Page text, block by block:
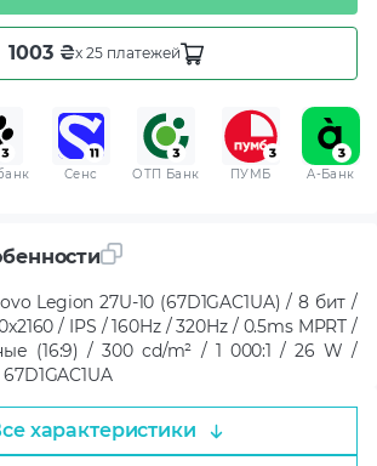
1003 ₴x 25 платежей
Сенс ОТП Банк ПУМБ A-Банк
Legion 27U-10 (67D1GAC1UA) / 8 бит /
/ IPS / 160Hz / 320Hz / 0.5ms MPRT /
(16:9) / 300 cd/m² / 1 000:1 / 26 W /
характеристики